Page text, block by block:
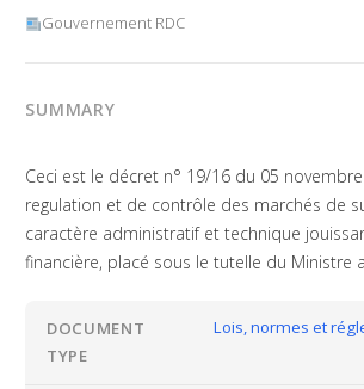
Gouvernement RDC
SUMMARY
Ceci est le décret n° 19/16 du 05
regulation et de contrôle des marchés de
caractère administratif et technique
financière, placé sous le tutelle du
DOCUMENT
TYPE
Lois, normes et